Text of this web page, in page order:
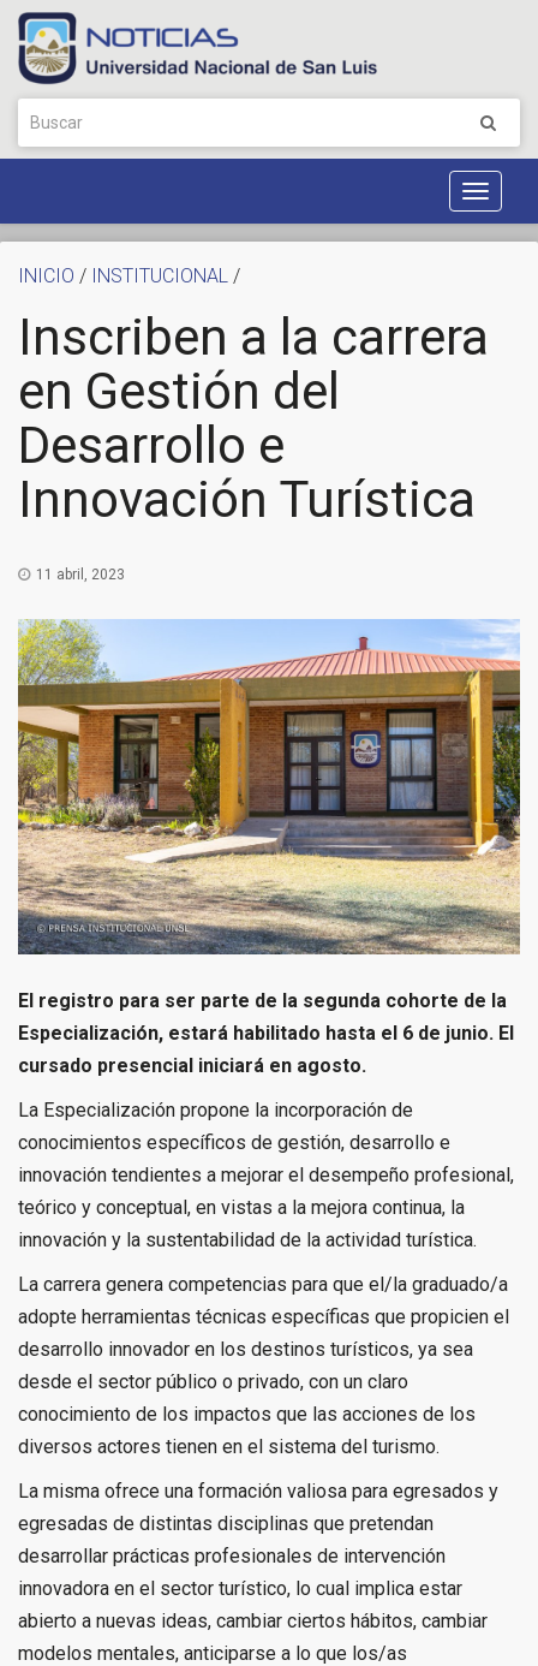
Toggle
INICIO / INSTITUCIONAL /
Inscriben a la carrera
en Gestión del
Desarrollo e
Innovación Turística
11 abril, 2023
El registro para ser parte de la segunda cohorte de la
Especialización, estará habilitado hasta el 6 de junio. El
cursado presencial iniciará en agosto.
La Especialización propone la incorporación de
conocimientos específicos de gestión, desarrollo e
innovación tendientes a mejorar el desempeño profesional,
teórico y conceptual, en vistas a la mejora continua, la
innovación y la sustentabilidad de la actividad turística.
La carrera genera competencias para que el/la graduado/a
adopte herramientas técnicas específicas que propicien el
desarrollo innovador en los destinos turísticos, ya sea
desde el sector público o privado, con un claro
conocimiento de los impactos que las acciones de los
diversos actores tienen en el sistema del turismo.
La misma ofrece una formación valiosa para egresados y
egresadas de distintas disciplinas que pretendan
desarrollar prácticas profesionales de intervención
innovadora en el sector turístico, lo cual implica estar
abierto a nuevas ideas, cambiar ciertos hábitos, cambiar
modelos mentales, anticiparse a lo que los/as